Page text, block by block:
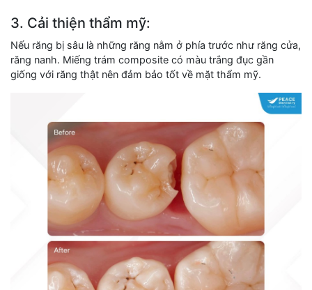
3. Cải thiện thẩm mỹ:
Nếu răng bị sâu là những răng nằm ở phía trước như răng cửa,
răng nanh. Miếng trám composite có màu trắng đục gần
giống với răng thật nên đảm bảo tốt về mặt thẩm mỹ.